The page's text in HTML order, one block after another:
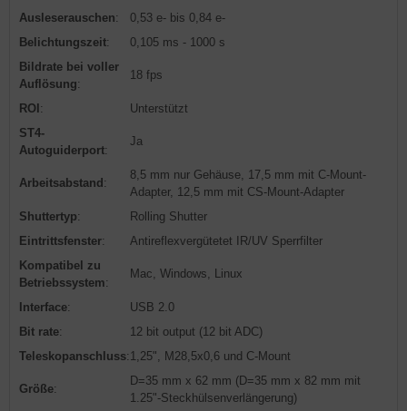
Ausleserauschen:
0,53 e- bis 0,84 e-
Belichtungszeit:
0,105 ms - 1000 s
Bildrate bei voller
Auflösung:
18 fps
ROI :
Unterstützt
ST4-
Autoguiderport:
Ja
Arbeitsabstand :
8,5 mm nur Gehäuse, 17,5 mm mit C-Mount-
Adapter, 12,5 mm mit CS-Mount-Adapter
Shuttertyp:
Rolling Shutter
Eintrittsfenster:
Antireflexvergütetet IR/UV Sperrfilter
Kompatibel zu
Betriebssystem:
Mac, Windows, Linux
Interface:
USB 2.0
Bit rate:
12 bit output (12 bit ADC)
Teleskopanschluss: 1,25", M28,5x0,6 und C-Mount
Größe:
D=35 mm x 62 mm (D=35 mm x 82 mm mit
1.25"-Steckhülsenverlängerung)